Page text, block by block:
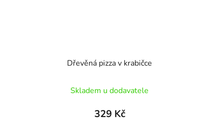
Dřevěná pizza v krabičce
Skladem u dodavatele
329 Kč